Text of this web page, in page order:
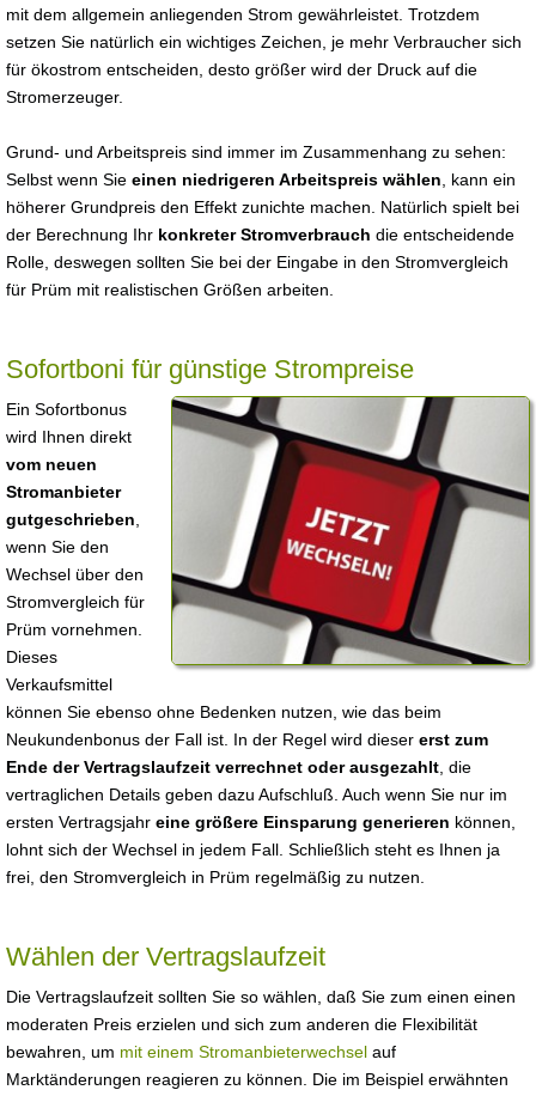
mit dem allgemein anliegenden Strom gewährleistet. Trotzdem
setzen Sie natürlich ein wichtiges Zeichen, je mehr Verbraucher sich
für ökostrom entscheiden, desto größer wird der Druck auf die
Stromerzeuger.
Grund- und Arbeitspreis sind immer im Zusammenhang zu sehen:
Selbst wenn Sie einen niedrigeren Arbeitspreis wählen , kann ein
höherer Grundpreis den Effekt zunichte machen. Natürlich spielt bei
der Berechnung Ihr konkreter Stromverbrauch die entscheidende
Rolle, deswegen sollten Sie bei der Eingabe in den Stromvergleich
für Prüm mit realistischen Größen arbeiten.
Sofortboni für günstige Strompreise
Ein Sofortbonus
wird Ihnen direkt
vom neuen
Stromanbieter
gutgeschrieben
wenn Sie den
Wechsel über den
Stromvergleich für
Prüm vornehmen.
Dieses
Verkaufsmittel
können Sie ebenso ohne Bedenken nutzen, wie das beim
Neukundenbonus der Fall ist. In der Regel wird dieser erst zum
Ende der Vertragslaufzeit verrechnet oder ausgezahlt , die
vertraglichen Details geben dazu Aufschluß. Auch wenn Sie nur im
ersten Vertragsjahr eine größere Einsparung generieren können,
lohnt sich der Wechsel in jedem Fall. Schließlich steht es Ihnen ja
frei, den Stromvergleich in Prüm regelmäßig zu nutzen.
Wählen der Vertragslaufzeit
Die Vertragslaufzeit sollten Sie so wählen, daß Sie zum einen einen
moderaten Preis erzielen und sich zum anderen die Flexibilität
bewahren, um mit einem Stromanbieterwechsel auf
Marktänderungen reagieren zu können. Die im Beispiel erwähnten